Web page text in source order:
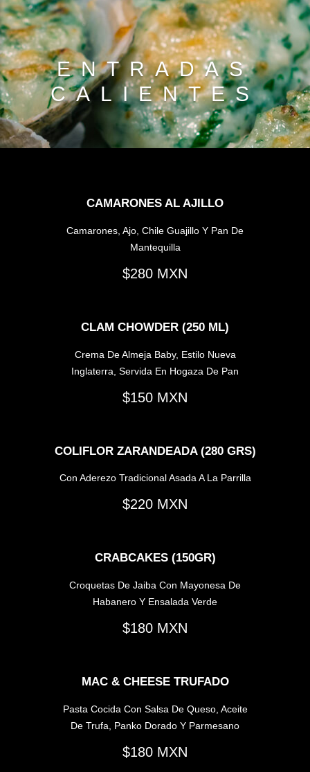
ENTRADAS
CALIENTES
CAMARONES AL AJILLO
Camarones, Ajo, Chile Guajillo Y Pan De
Mantequilla
280
CLAM CHOWDER (250 ML)
Crema De Almeja Baby, Estilo Nueva
Inglaterra, Servida En Hogaza De Pan
150
COLIFLOR ZARANDEADA (280 GRS)
Con Aderezo Tradicional Asada A La Parrilla
220
CRABCAKES (150GR)
Croquetas De Jaiba Con Mayonesa De
Habanero Y Ensalada Verde
180
MAC & CHEESE TRUFADO
Pasta Cocida Con Salsa De Queso, Aceite
De Trufa, Panko Dorado Y Parmesano
180